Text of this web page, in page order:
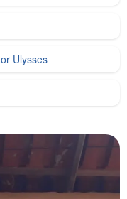
Ulysses